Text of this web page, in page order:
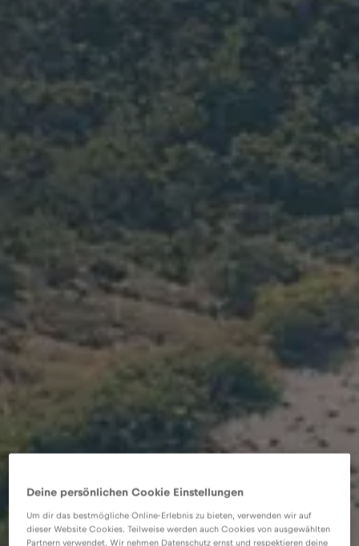
Deine persönlichen Cookie Einstellungen
Um dir das bestmögliche Online-Erlebnis zu bieten, verwenden wir auf
dieser Website Cookies. Teilweise werden auch Cookies von ausgewählten
Partnern verwendet. Wir nehmen Datenschutz ernst und respektieren deine